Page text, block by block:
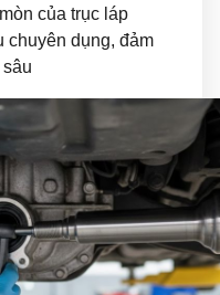
của trục láp
chuyên dụng, đảm